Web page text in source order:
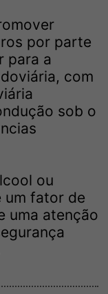
por parte
para a
com
sob o
ou
um fator de
uma atenção